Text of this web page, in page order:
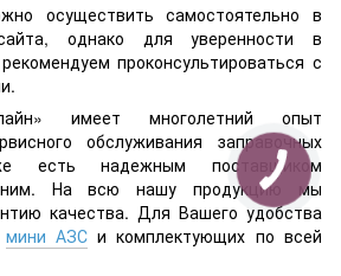
осуществить самостоятельно в
однако для уверенности в
проконсультироваться с
имеет многолетний опыт
обслуживания заправочных
есть надежным поставщиком
ним. На всю нашу продукцию мы
качества. Для Вашего удобства
мини АЗСи комплектующих по всей